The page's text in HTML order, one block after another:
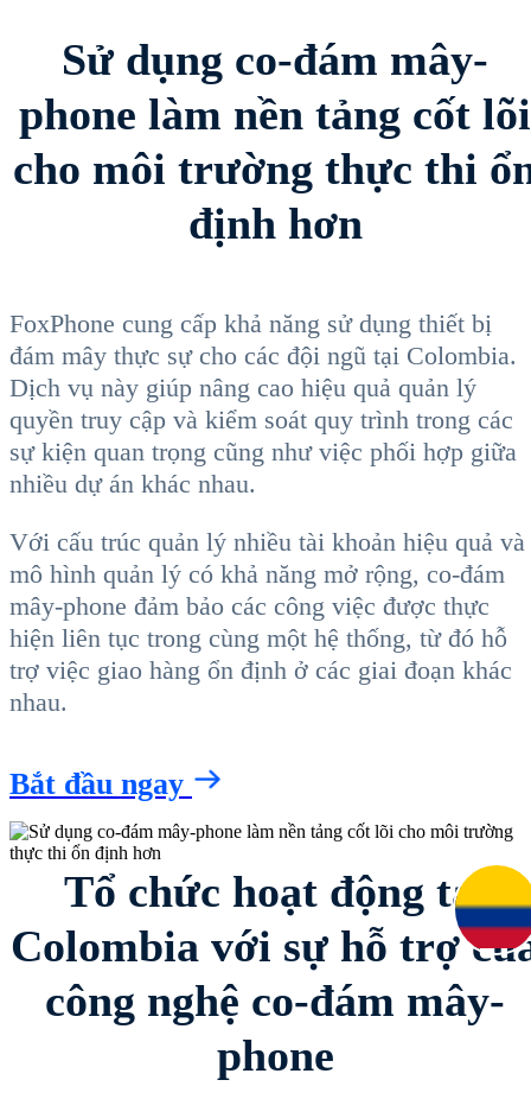
Sử dụng co-đám mây-
phone làm nền tảng cốt lõi
cho môi trường thực thi
định hơn
FoxPhone cung cấp khả năng sử dụng thiết bị
đám mây thực sự cho các đội ngũ tại Colombia.
Dịch vụ này giúp nâng cao hiệu quả quản lý
quyền truy cập và kiểm soát quy trình trong các
sự kiện quan trọng cũng như việc phối hợp giữa
nhiều dự án khác nhau.
Với cấu trúc quản lý nhiều tài khoản hiệu quả và
mô hình quản lý có khả năng mở rộng, co-đám
mây-phone đảm bảo các công việc được thực
hiện liên tục trong cùng một hệ thống, từ đó hỗ
trợ việc giao hàng ổn định ở các giai đoạn khác
nhau.
Bắt đầu ngay
Tổ chức hoạt động tại
Colombia với sự hỗ trợ
công nghệ co-đám mây-
phone